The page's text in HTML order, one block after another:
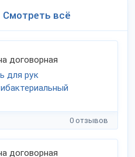
Смотреть всё
договорная
для рук
0 отзывов
договорная